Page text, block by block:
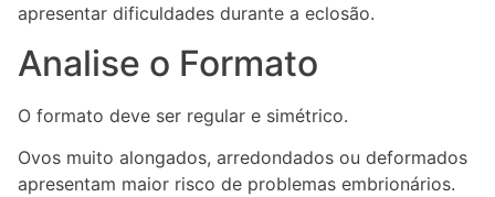
apresentar dificuldades durante a eclosão.
Analise o Formato
O formato deve ser regular e simétrico.
Ovos muito alongados, arredondados ou deformados
apresentam maior risco de problemas embrionários.